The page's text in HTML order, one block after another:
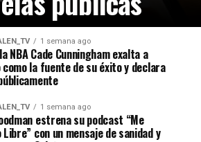
1 semana ago
NBA Cade Cunningham exalta a
la fuente de su éxito y declara
1 semana ago
estrena su podcast “Me
con un mensaje de sanidad y